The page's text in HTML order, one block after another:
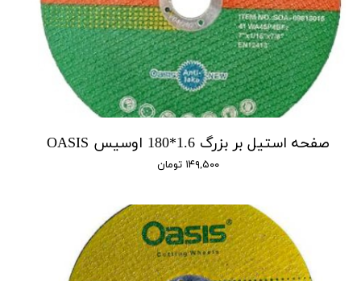
صفحه استیل بر بزرگ 1.6*180 اوسیس OASIS
۱۴۹,۵۰۰ تومان